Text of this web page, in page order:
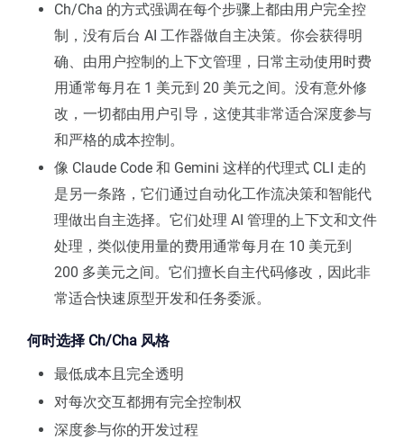
Ch/Cha 的方式强调在每个步骤上都由用户完全控
制，没有后台 AI 工作器做自主决策。你会获得明
确、由用户控制的上下文管理，日常主动使用时费
用通常每月在 1 美元到 20 美元之间。没有意外修
改，一切都由用户引导，这使其非常适合深度参与
和严格的成本控制。
像 Claude Code 和 Gemini 这样的代理式 CLI 走的
是另一条路，它们通过自动化工作流决策和智能代
理做出自主选择。它们处理 AI 管理的上下文和文件
处理，类似使用量的费用通常每月在 10 美元到
200 多美元之间。它们擅长自主代码修改，因此非
常适合快速原型开发和任务委派。
何时选择 Ch/Cha 风格
最低成本且完全透明
对每次交互都拥有完全控制权
深度参与你的开发过程